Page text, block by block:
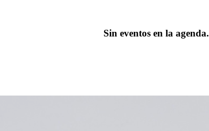
Sin eventos en la agenda.